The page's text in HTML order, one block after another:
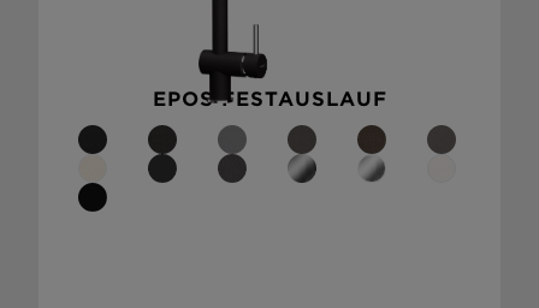
EPOS FESTAUSLAUF